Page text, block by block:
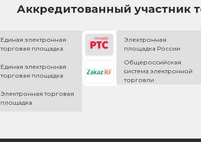
Аккредитованный участник
Единая электронная
торговая площадка
Электронная
площадка России
Единая электронная
торговая площадка
Общероссийская
cистема электронной
торговли
Электронная торговая
площадка